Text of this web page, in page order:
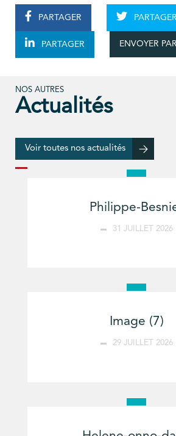
PARTAGER PARTAGER
PARTAGER ENVOYER
NOS AUTRES
Actualités
Voir toutes nos actualités
Philippe-
31 JUILLET 2026
Image (7)
29 JUILLET 2026